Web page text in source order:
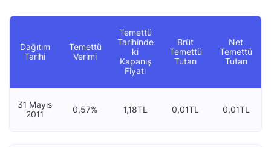
Dağıtım
Tarihi
Temettü
Verimi
Temettü
Tarihinde
ki
Kapanış
Fiyatı
Brüt
Temettü
Tutarı
Net
Temettü
Tutarı
31 Mayıs
2011
0,57% 1,18TL 0,01TL 0,01TL